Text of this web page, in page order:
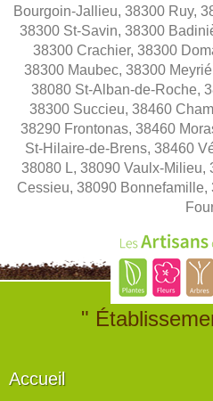
Bourgoin-Jallieu, 38300 Ruy,
38300 St-Savin, 38300
38300 Crachier, 38300
38300 Maubec, 38300
38080 St-Alban-de-Roche,
38300 Succieu, 38460
38290 Frontonas, 38460
St-Hilaire-de-Brens, 38460
38080 L, 38090 Vaulx-Milieu,
Cessieu, 38090
"
Accueil